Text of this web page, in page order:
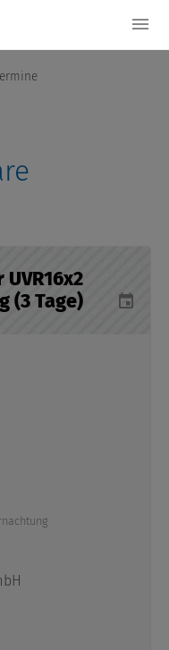
(3 Tage)